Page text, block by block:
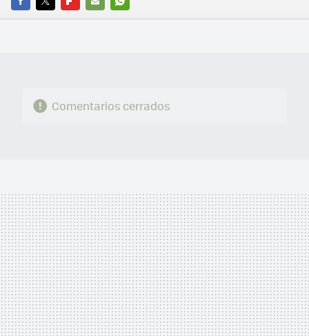
FACEBOOK
TWITTERFLIPBOARD
E-
WHATSAPP
Comentarios cerrados